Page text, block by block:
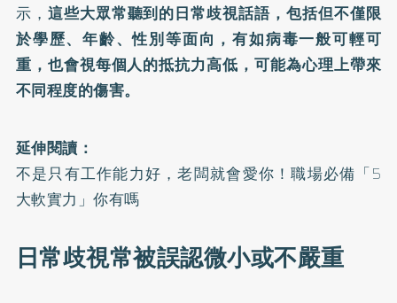
示， 這些大眾常聽到的日常歧視話語，包括但不僅限
於學歷、年齡、性別等面向，有如病毒一般可輕可
重，也會視每個人的抵抗力高低，可能為心理上帶來
不同程度的傷害。
延伸閱讀：
不是只有工作能力好，老闆就會愛你！職場必備「5
大軟實力」你有嗎
日常歧視常被誤認微小或不嚴重